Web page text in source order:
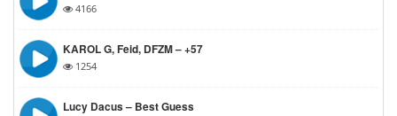
4166
KAROL G, Feid, DFZM – +57
1254
Lucy Dacus – Best Guess